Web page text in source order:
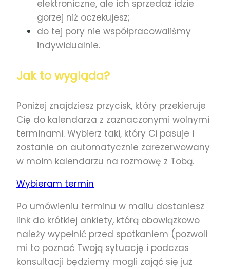
elektroniczne, ale ich sprzedaż idzie
gorzej niż oczekujesz;
do tej pory nie współpracowaliśmy
indywidualnie.
Jak to wygląda?
Poniżej znajdziesz przycisk, który przekieruje
Cię do kalendarza z zaznaczonymi wolnymi
terminami. Wybierz taki, który Ci pasuje i
zostanie on automatycznie zarezerwowany
w moim kalendarzu na rozmowę z Tobą.
Wybieram termin
Po umówieniu terminu w mailu dostaniesz
link do krótkiej ankiety, którą obowiązkowo
należy wypełnić przed spotkaniem (pozwoli
mi to poznać Twoją sytuację i podczas
konsultacji będziemy mogli zająć się już